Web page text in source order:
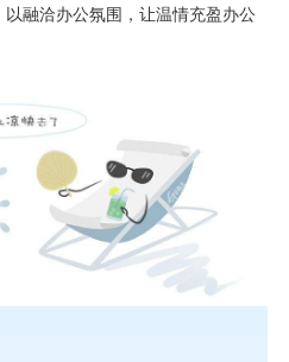
融洽办公氛围，让温情充盈办公